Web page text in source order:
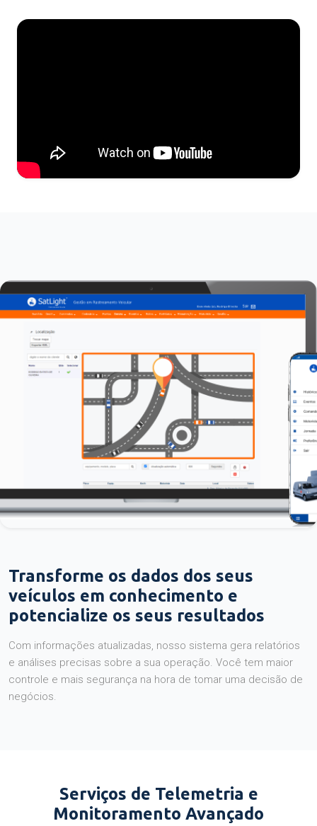
Transforme os dados dos seus
veículos em conhecimento e
potencialize os seus resultados
Com informações atualizadas, nosso sistema gera relatórios
e análises precisas sobre a sua operação. Você tem maior
controle e mais segurança na hora de tomar uma decisão de
negócios.
Serviços de Telemetria e
Monitoramento Avançado